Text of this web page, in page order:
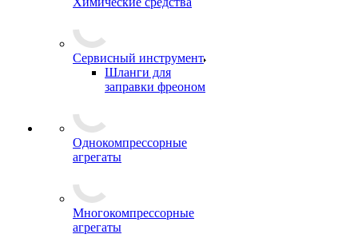
Сервисный инструмент
Шланги для
заправки фреоном
Однокомпрессорные
агрегаты
Многокомпрессорные
агрегаты